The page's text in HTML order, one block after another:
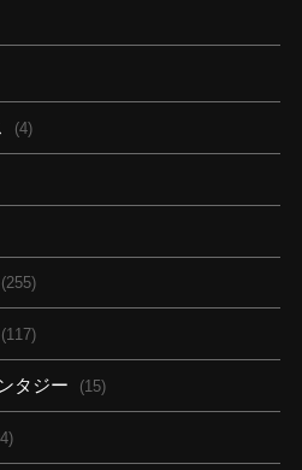
(4)
(255)
(117)
タジー (15)